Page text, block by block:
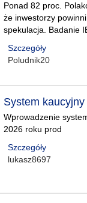
Ponad 82 proc.
że inwestorzy
spekulacja. Badanie
Szczegóły
Poludnik20
System
Wprowadzenie
2026 roku prod
Szczegóły
lukasz8697